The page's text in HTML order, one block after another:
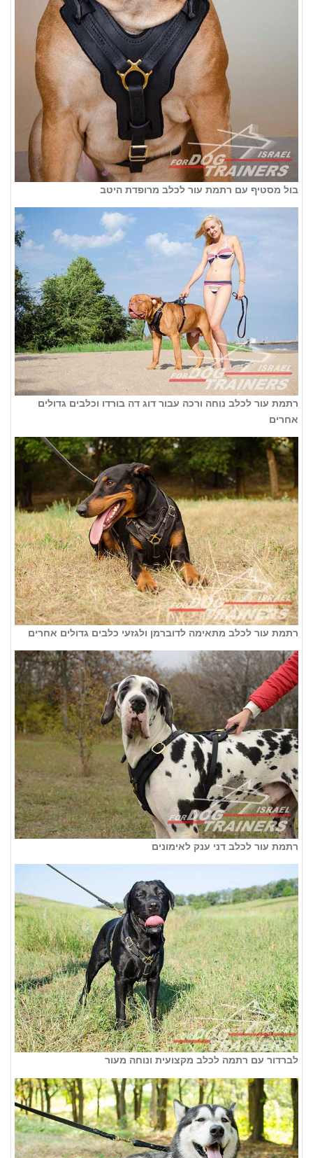
בול מסטיף עם רתמת עור לכלב מרופדת היטב
רתמת עור לכלב נוחה ורכה עבור דוג דה בורדו וכלבים גדולים
אחרים
רתמת עור לכלב מתאימה לדוברמן ולגזעי כלבים גדולים אחרים
רתמת עור לכלב דני ענק לאימונים
לברדור עם רתמה לכלב מקצועית ונוחה מעור